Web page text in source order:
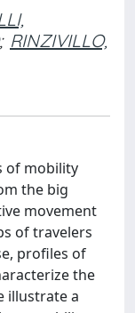
; RINZIVILLO,
of mobility
the big
movement
of travelers
profiles of
the
illustrate a